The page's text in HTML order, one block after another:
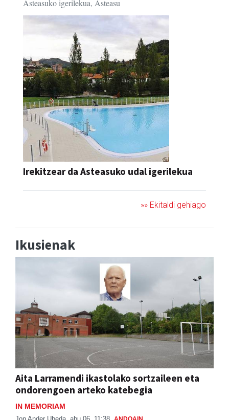
Asteasuko igerilekua, Asteasu
Irekitzear da Asteasuko udal igerilekua
»» Ekitaldi gehiago
Ikusienak
Aita Larramendi ikastolako sortzaileen eta
ondorengoen arteko katebegia
IN MEMORIAM